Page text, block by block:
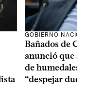
GOBIERNO
Bañados de
anunció que
de humedales
“despejar